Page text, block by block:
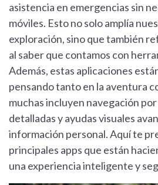
asistencia en emergencias sin
móviles. Esto no solo amplía
exploración, sino que también
al saber que contamos con
Además, estas aplicaciones
pensando tanto en la aventura
muchas incluyen navegación
detalladas y ayudas visuales
información personal. Aquí te
principales apps que están
una experiencia inteligente y